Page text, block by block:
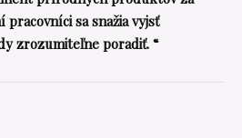
pracovníci sa snažia vyjsť
zrozumiteľne poradiť. “